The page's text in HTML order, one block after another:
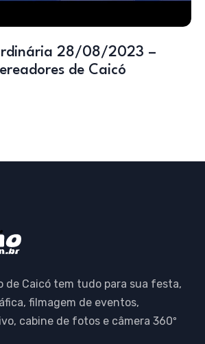
28/08/2023 –
de Caicó
de Caicó tem tudo para sua festa,
filmagem de eventos,
cabine de fotos e câmera 360º